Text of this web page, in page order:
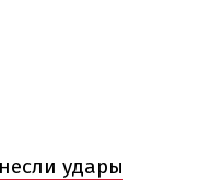
удары